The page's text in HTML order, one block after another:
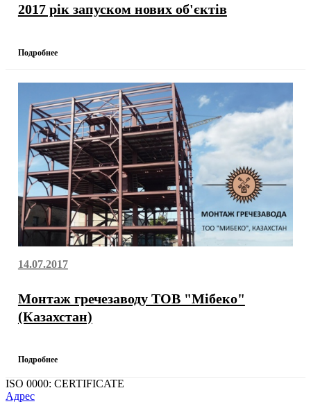
2017 рік запуском нових об'єктів
Подробнее
14.07.2017
Монтаж гречезаводу ТОВ "Мібеко"
(Казахстан)
Подробнее
ISO 0000: CERTIFICATE
Адрес